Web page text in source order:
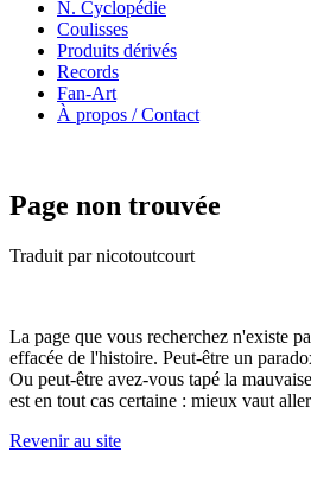
N. Cyclopédie
Coulisses
Produits dérivés
Records
Fan-Art
À propos / Contact
Page non trouvée
Traduit par nicotoutcourt
La page que vous recherchez n'existe
effacée de l'histoire. Peut-être un
Ou peut-être avez-vous tapé la
est en tout cas certaine : mieux vaut
Revenir au site